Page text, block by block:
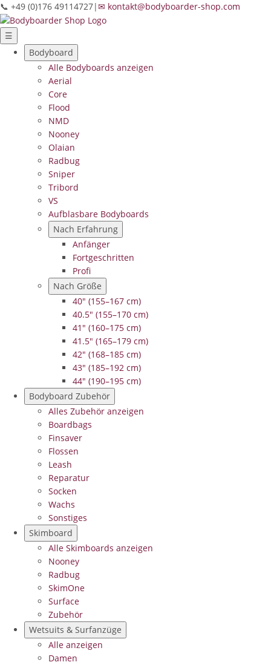
📞 +49 (0)176 49114727| ✉ kontakt@bodyboarder-shop.com
☰
Bodyboard
Alle Bodyboards anzeigen
Aerial
Core
Flood
NMD
Nooney
Olaian
Radbug
Sniper
Tribord
VS
Aufblasbare Bodyboards
Nach Erfahrung
Anfänger
Fortgeschritten
Profi
Nach Größe
40" (155–167 cm)
40.5" (155–170 cm)
41" (160–175 cm)
41.5" (165–179 cm)
42" (168–185 cm)
43" (185–192 cm)
44" (190–195 cm)
Bodyboard Zubehör
Alles Zubehör anzeigen
Boardbags
Finsaver
Flossen
Leash
Reparatur
Socken
Wachs
Sonstiges
Skimboard
Alle Skimboards anzeigen
Nooney
Radbug
SkimOne
Surface
Zubehör
Wetsuits & Surfanzüge
Alle anzeigen
Damen